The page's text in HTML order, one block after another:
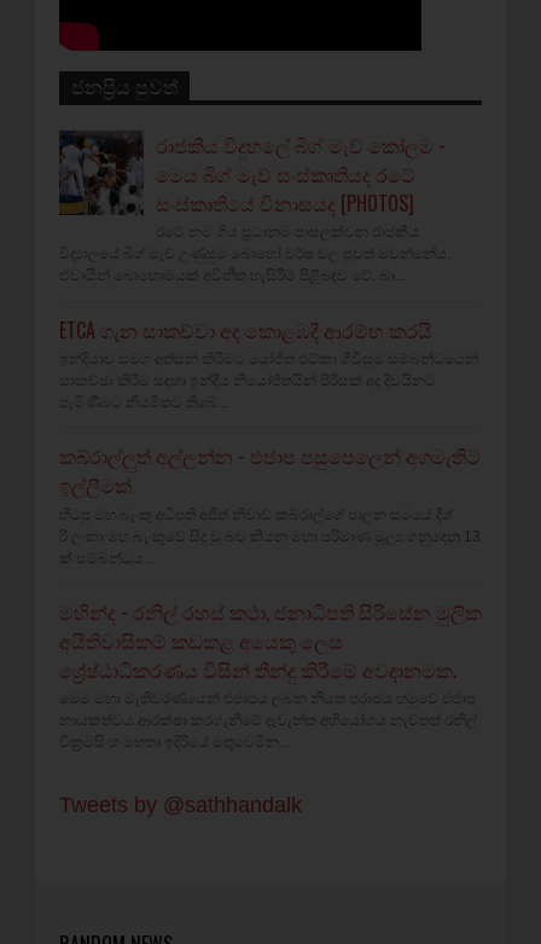
ජනප්‍රිය පුවත්
රාජකීය විදුහලේ බිග් මැච් කෝලම -
මෙය බිග් මැච් සංස්කෘතියද රටේ
සංස්කෘතියේ විනාසයද [PHOTOS]
රටේ නම ගිය ප්‍රධානම පාසලක්වන රාජකීය
විද්‍යාලයේ බිග් මැච් උණුසුම බොහෝ වර්ෂ වල පුවත් මවන්නේය.
ඒවායින් බොහොමයක් අවිනීත හැසිරීම් පිළිබඳව වේ. බා...
ETCA ගැන සාකච්චා අද කොළඹදී ආරම්භ කරයි
ඉන්දියාව සමග අත්සන් කිරීමට යෝජිත එට්කා ගිවිසුම සම්බන්ධයෙන්
සාකච්ඡා කිරීම සඳහා ඉන්දීය නියෝජිතයින් පිරිසක් අද දිවයිනට
පැමිණීමට නියමිතව තිබේ...
කබ්රාල්ලුත් අල්ලන්න - එජාප පසුපෙලෙන් අගමැතිට
ඉල්ලීමක්
හිටපු මහ බැංකු අධිපති අජිත් නිවාඩ් කබ්රාල්ගේ පාලන සමයේ දීශ්‍
රී ලංකා මහ බැංකුවේ සිදු වූ බව කියන මහා පරිමාණ මූල්‍ය ගනුදෙනු 13
ක් සම්බන්ධය...
මහින්ද - රනිල් රහස් කථා, ජනාධිපති සිරිසේන මුලික
අයිතිවාසිකම් කඩකළ අයෙකු ලෙස
ශ්‍රේෂ්ඨාධිකරණය විසින් තීන්දු කිරීමේ අවදානමක.
මෙම මහා මැතිවරණයෙන් එජාපය ලබන නියත පරාජය හමුවේ එජාප
නායකත්වය ආරක්ෂා කරගැනීමේ දැවැන්ත අභියෝගය නැවතත් රනිල්
වික්‍රමසිංහ මහතා ඉදිරියේ මතුවෙමින...
Tweets by @sathhandalk